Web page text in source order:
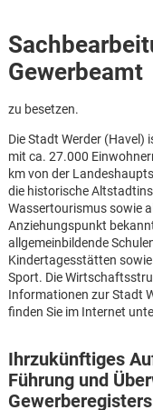
Gewerbeamt
zu besetzen.
Die Stadt Werder
mit ca. 27.000
km von der
die historische
Wassertourismus sowie
Anziehungspunkt
allgemeinbildende
Kindertagesstätten
Sport. Die
Informationen zur Stadt
finden Sie im Internet
Ihrzukünftiges
Führung und